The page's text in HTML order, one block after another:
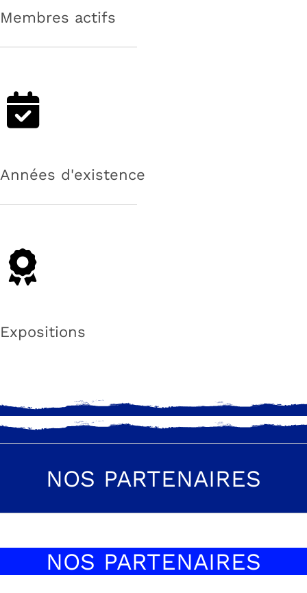
Membres actifs
Années d'existence
Expositions
NOS PARTENAIRES
NOS PARTENAIRES